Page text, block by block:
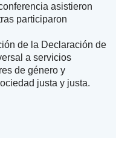
asistieron
participaron
de la Declaración de
a servicios
de género y
justa y justa.